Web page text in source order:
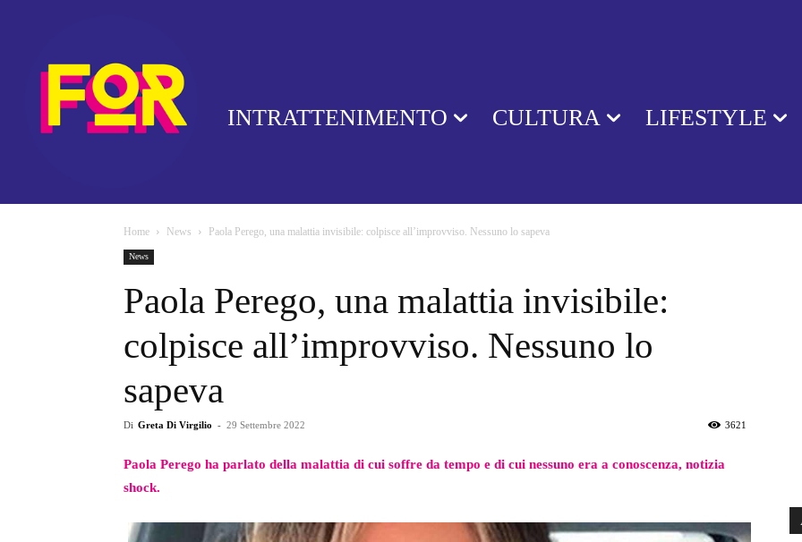
INTRATTENIMENTO CULTURA LIFESTYLE
Home News Paola Perego, una malattia invisibile: colpisce all’improvviso. Nessuno lo sapeva
News
Paola Perego, una malattia invisibile:
colpisce all’improvviso. Nessuno lo
sapeva
Di Greta Di Virgilio - 29 Settembre 2022 3621
Paola Perego ha parlato della malattia di cui soffre da tempo e di cui nessuno era a conoscenza, notizia
shock.